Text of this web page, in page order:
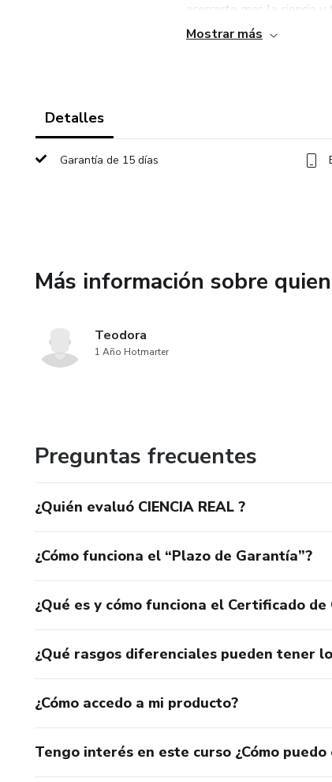
acercarte mas la ciencia
ingeniero industrial o
Mostrar más
Detalles
Garantía de 15 días
Más información sobre
Teodora
1 Año Hotmarter
Preguntas frecuentes
¿Quién evaluó CIENCIA REAL ?
¿Cómo funciona el “Plazo de Garantía”?
¿Qué es y cómo funciona el Certificado
¿Qué rasgos diferenciales pueden tener
¿Cómo accedo a mi producto?
Tengo interés en este curso ¿Cómo